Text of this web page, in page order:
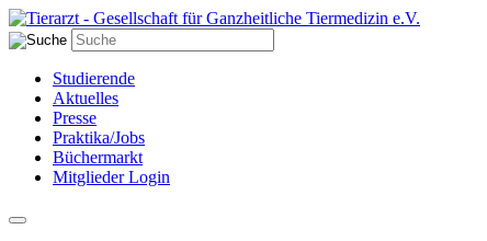
Studierende
Aktuelles
Presse
Praktika/Jobs
Büchermarkt
Mitglieder Login